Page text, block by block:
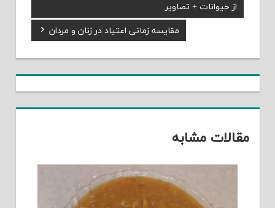
راهبری
Post:
از حیوانات + تصاویر
Next
Post:
مقایسه زمانی اعتیاد در زنان و مردان
مقالات مشابه